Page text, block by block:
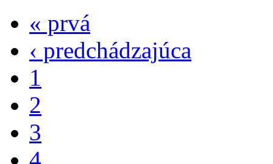
« prvá
‹ predchádzajúca
1
2
3